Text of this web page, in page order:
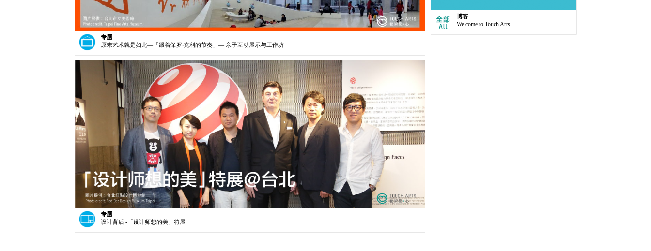
专题
原来艺术就是如此—「跟着保罗‧克利的节奏」— 亲子互动展示与工作坊
专题
设计背后 -「设计师想的美」特展
博客
Welcome to Touch Arts